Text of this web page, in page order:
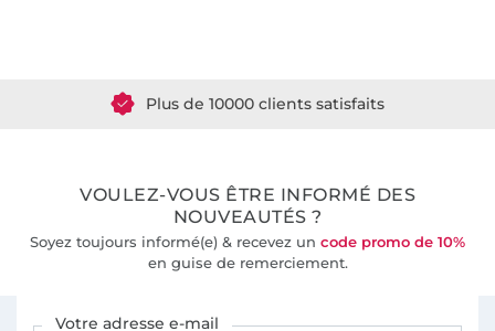
VOULEZ-VOUS ÊTRE INFORMÉ DES
NOUVEAUTÉS ?
Soyez toujours informé(e) & recevez un code promo de 10%
en guise de remerciement.
Votre adresse e-mail